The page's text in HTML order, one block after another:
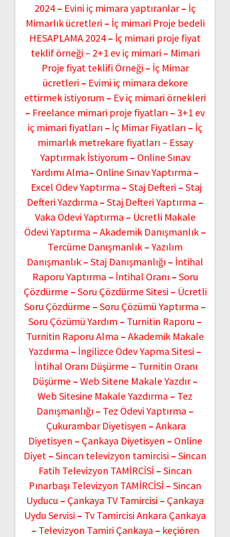
2024 – Evini iç mimara yaptıranlar– İç
Mimarlık ücretleri – İç mimari Proje bedeli
HESAPLAMA 2024 – İç mimari proje fiyat
teklif örneği – 2+1 ev iç mimari – Mimari
Proje fiyat teklifi Örneği – İç Mimar
ücretleri – Evimi iç mimara dekore
ettirmek istiyorum – Ev iç mimari örnekleri
– Freelance mimari proje fiyatları – 3+1 ev
iç mimari fiyatları – İç Mimar Fiyatları – İç
mimarlık metrekare fiyatları – Essay
Yaptırmak İstiyorum – Online Sınav
Yardımı Alma– Online Sınav Yaptırma –
Excel Ödev Yaptırma – Staj Defteri – Staj
Defteri Yazdırma – Staj Defteri Yaptırma –
Vaka Ödevi Yaptırma – Ücretli Makale
Ödevi Yaptırma – Akademik Danışmanlık –
Tercüme Danışmanlık– Yazılım
Danışmanlık – Staj Danışmanlığı – İntihal
Raporu Yaptırma – İntihal Oranı – Soru
Çözdürme – Soru Çözdürme Sitesi – Ücretli
Soru Çözdürme – Soru Çözümü Yaptırma –
Soru Çözümü Yardım – Turnitin Raporu –
Turnitin Raporu Alma – Akademik Makale
Yazdırma – İngilizce Ödev Yapma Sitesi –
İntihal Oranı Düşürme – Turnitin Oranı
Düşürme – Web Sitene Makale Yazdır–
Web Sitesine Makale Yazdırma – Tez
Danışmanlığı – Tez Ödevi Yaptırma –
Çukurambar Diyetisyen – Ankara
Diyetisyen – Çankaya Diyetisyen – Online
Diyet – Sincan televizyon tamircisi – Sincan
Fatih Televizyon TAMİRCİSİ – Sincan
Pınarbaşı Televizyon TAMİRCİSİ – Sincan
Uyducu – Çankaya TV Tamircisi – Çankaya
Uydu Servisi – Tv Tamircisi Ankara Çankaya
– Televizyon Tamiri Çankaya – keçiören